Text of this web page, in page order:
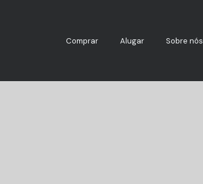
Sobre nós
Alugar
Comprar